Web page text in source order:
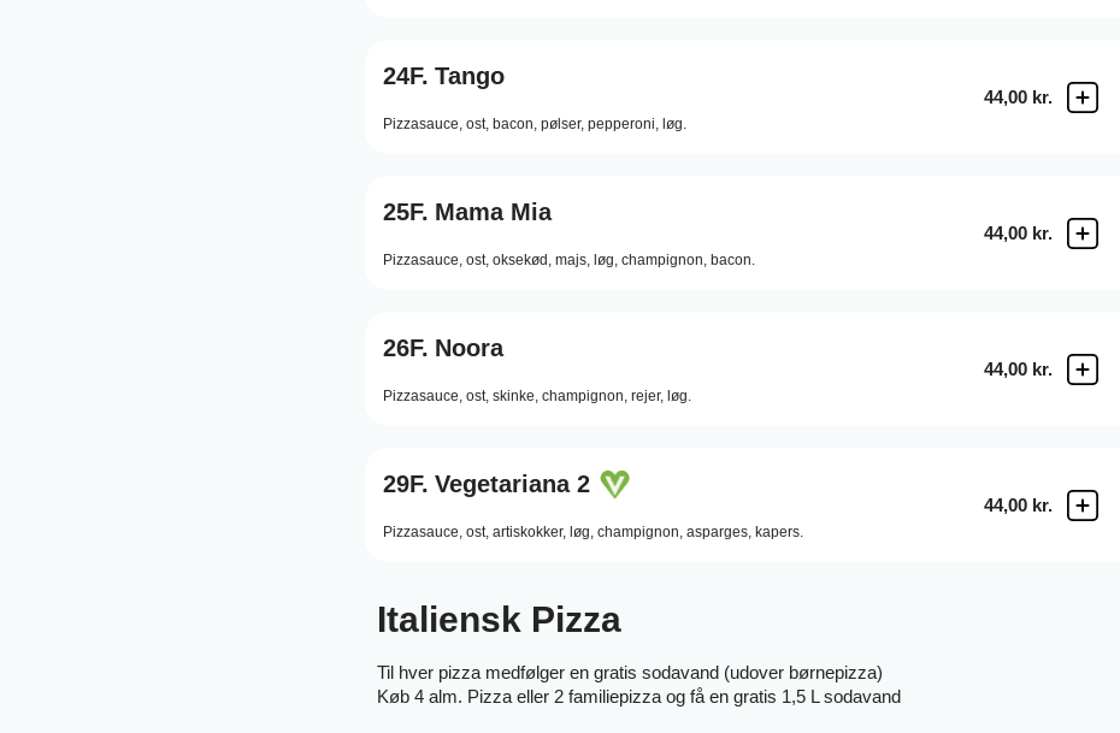
24F. Tango
Pizzasauce, ost, bacon, pølser, pepperoni, løg.
44,00 kr.
25F. Mama Mia
Pizzasauce, ost, oksekød, majs, løg, champignon, bacon.
44,00 kr.
26F. Noora
Pizzasauce, ost, skinke, champignon, rejer, løg.
44,00 kr.
29F. Vegetariana 2
Pizzasauce, ost, artiskokker, løg, champignon, asparges, kapers.
44,00 kr.
Italiensk Pizza
Til hver pizza medfølger en gratis sodavand (udover børnepizza)
Køb 4 alm. Pizza eller 2 familiepizza og få en gratis 1,5 L sodavand